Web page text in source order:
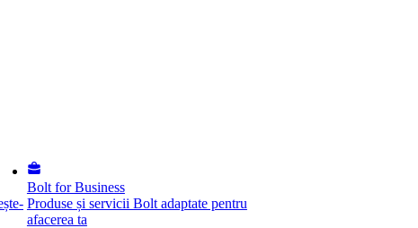
Bolt for Business
Produse și servicii Bolt adaptate pentru
afacerea ta